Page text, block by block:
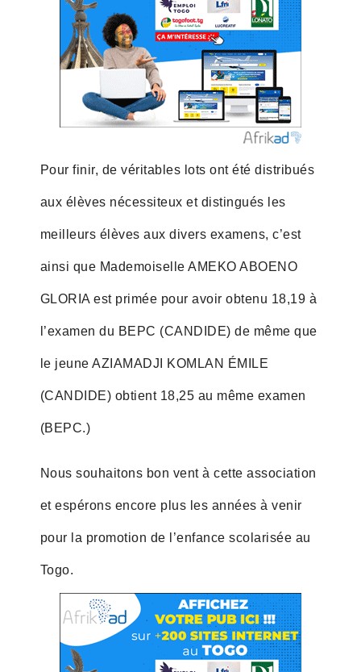
Pour finir, de véritables lots ont été distribués
aux élèves nécessiteux et distingués les
meilleurs élèves aux divers examens, c’est
ainsi que Mademoiselle AMEKO ABOENO
GLORIA est primée pour avoir obtenu 18,19 à
l’examen du BEPC (CANDIDE) de même que
le jeune AZIAMADJI KOMLAN ÉMILE
(CANDIDE) obtient 18,25 au même examen
(BEPC.)
Nous souhaitons bon vent à cette association
et espérons encore plus les années à venir
pour la promotion de l’enfance scolarisée au
Togo.